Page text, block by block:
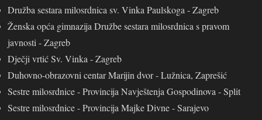
Družba sestara milosrdnica sv. Vinka Paulskoga - Zagreb
Ženska opća gimnazija Družbe sestara milosrdnica s pravom
javnosti - Zagreb
Dječji vrtić Sv. Vinka - Zagreb
Duhovno-obrazovni centar Marijin dvor - Lužnica, Zaprešić
Sestre milosrdnice - Provincija Navještenja Gospodinova - Split
Sestre milosrdnice - Provincija Majke Divne - Sarajevo